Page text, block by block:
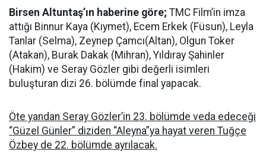
Birsen Altuntaş’ın haberine göre; TMC Film’in imza
attığı Binnur Kaya (Kıymet), Ecem Erkek (Füsun), Leyla
Tanlar (Selma), Zeynep Çamcı(Altan), Olgun Toker
(Atakan), Burak Dakak (Mihran), Yıldıray Şahinler
(Hakim) ve Seray Gözler gibi değerli isimleri
buluşturan dizi 26. bölümde final yapacak.
Öte yandan Seray Gözler’in 23. bölümde veda edeceği
“Güzel Günler” diziden “Aleyna”ya hayat veren Tuğçe
Özbey de 22. bölümde ayrılacak.